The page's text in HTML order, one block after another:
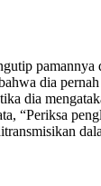
pamannya
dia
dia
“Periksa